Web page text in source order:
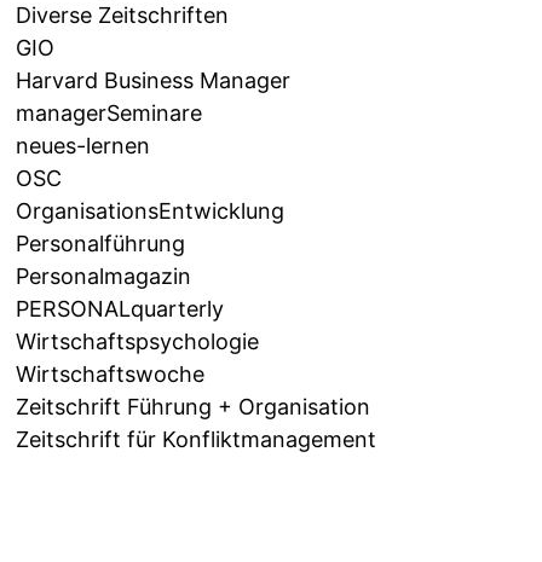
Diverse Zeitschriften
GIO
Harvard Business Manager
managerSeminare
neues-lernen
OSC
OrganisationsEntwicklung
Personalführung
Personalmagazin
PERSONALquarterly
Wirtschaftspsychologie
Wirtschaftswoche
Zeitschrift Führung + Organisation
Zeitschrift für Konfliktmanagement